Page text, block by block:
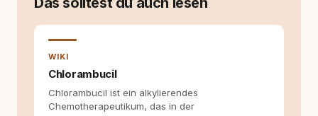
entsteht echte Bindung dort, wo Verständnis
Wissens- und Serviceportal für
und der Schweiz. Meine Überzeugung:
Hund versteht, trifft bessere Entscheidungen –
für ein Zusammenleben, das beiden guttut.
WIKI
Chlorambucil
Chlorambucil ist ein alkylierendes
Chemotherapeutikum, das in der